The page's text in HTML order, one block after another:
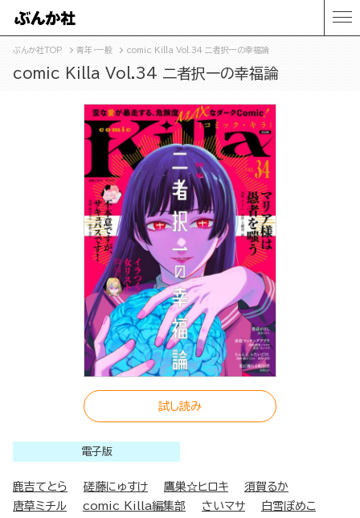
ぶんか社TOP 青年・一般 comic Killa Vol.34 二者択一の幸福論
comic Killa Vol.34 二者択一の幸福論
試し読み
電子版
鹿吉てとら 磋藤にゅすけ 鷹巣☆ヒロキ
須賀るか
唐草ミチル
comic Killa編集部 さいマサ
白雪ぽめこ